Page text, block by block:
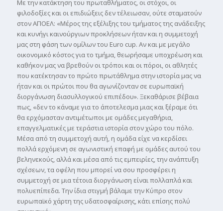
Με την κατάκτηση του πρωταθλήµατος, οι στόχοι, οι
φιλοδοξίες και οι επιδιώξεις δεν τέλειωσαν, ούτε σταµατούν
στον ΑΠΟΕΛ: «Μέρος της εξέλιξης του τµήµατος της ανάδειξης
και κυνήγι καινούργιων προκλήσεων ήταν και η συµµετοχή
µας στη φάση των οµίλων του Euro cup. Αν και µε µεγάλο
οικονοµικό κόστος για το τµήµα, θεωρήσαµε υποχρέωση και
καθήκον µας να βρεθούν οι τρόποι και οι πόροι, οι αθλητές
που κατέκτησαν το πρώτο πρωτάθληµα στην ιστορία µας να
ήταν και οι πρώτοι που θα αγωνίζονταν σε ευρωπαϊκή
διοργάνωση διασυλλογικού επιπέδου». Ξεκαθάρισε βέβαια
πως, «δεν το κάναµε για το άποτελεσµα µιας και ξέραµε ότι
θα ερχόµασταν αντιµέτωποι µε οµάδες µεγαθήρια,
επαγγελµατικές µε τεράστια ιστορία στον χώρο του πόλο.
Μέσα από τη συµµετοχή αυτή, η οµάδα είχε να κερδίσει
πολλά ερχόµενη σε αγωνιστική επαφή µε οµάδες αυτού του
βεληνεκούς, αλλά και µέσα από τις εµπειρίες, την ανάπτυξη
σχέσεων, τα οφέλη που µπορεί να σου προσφέρει η
συµµετοχή σε µια τέτοια διοργάνωση είναι πολλαπλά και
πολυεπίπεδα. Την ίδια στιγµή βάλαµε την Κύπρο στον
ευρωπαϊκό χάρτη της υδατοσφαίρισης, κάτι επίσης πολύ